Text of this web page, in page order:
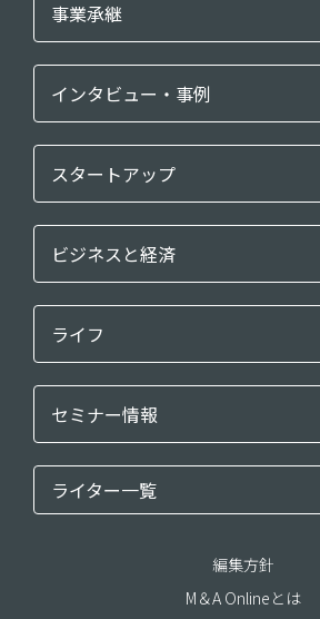
事業承継
インタビュー・事例
スタートアップ
ビジネスと経済
ライフ
セミナー情報
ライター一覧
編集方針
M＆A Onlineとは